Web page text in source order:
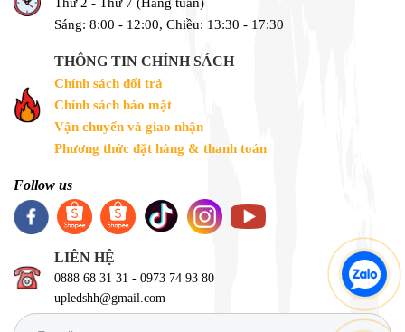
Thứ 2 - Thứ 7 (Hàng tuần)
Sáng: 8:00 - 12:00, Chiều: 13:30 - 17:30
THÔNG TIN CHÍNH SÁCH
Chính sách đổi trả
Chính sách bảo mật
Vận chuyển và giao nhận
Phương thức đặt hàng & thanh toán
Follow us
LIÊN HỆ
0888 68 31 31 - 0973 74 93 80
upledshh@gmail.com